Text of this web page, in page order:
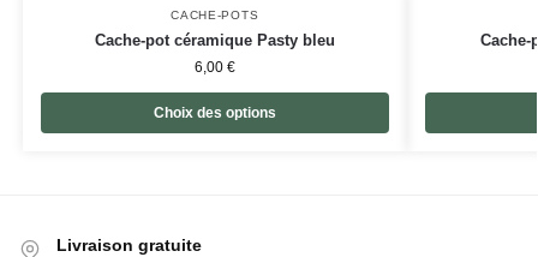
CACHE-POTS
Cache-pot céramique Pasty bleu
6,00 €
Choix des options
Cache-
Livraison gratuite